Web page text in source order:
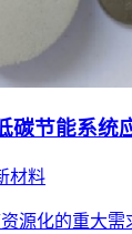
碳节能系统
材料
源化的重大需